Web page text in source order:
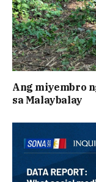
Ang miyembro
sa Malaybalay